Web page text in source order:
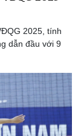
2025, tính
dẫn đầu với 9